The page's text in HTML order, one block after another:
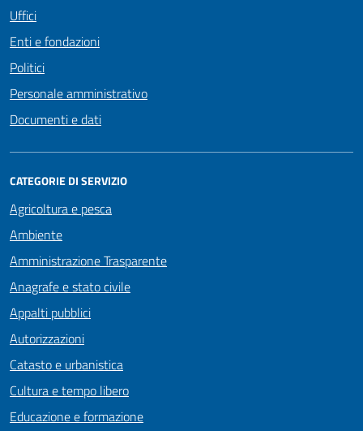
Uffici
Enti e fondazioni
Politici
Personale amministrativo
Documenti e dati
CATEGORIE DI SERVIZIO
Agricoltura e pesca
Ambiente
Amministrazione Trasparente
Anagrafe e stato civile
Appalti pubblici
Autorizzazioni
Catasto e urbanistica
Cultura e tempo libero
Educazione e formazione